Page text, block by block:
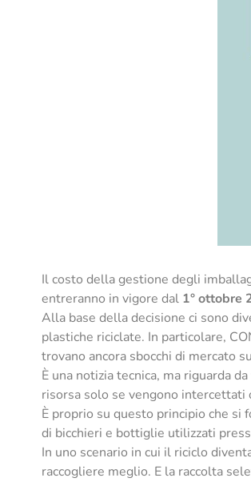
Il costo della gestione degli
entreranno in vigore dal 1° ottobre
Alla base della decisione ci sono
plastiche riciclate. In particolare,
trovano ancora sbocchi di mercato
È una notizia tecnica, ma riguarda
risorsa solo se vengono
È proprio su questo principio che si
di bicchieri e bottiglie utilizzati
In uno scenario in cui il riciclo
raccogliere meglio. E la raccolta